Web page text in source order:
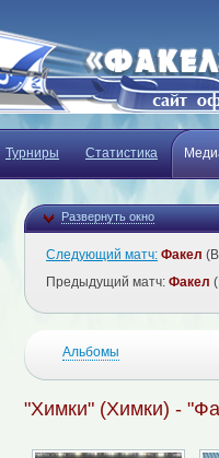
Турниры Статистика
Развернуть окно
Следующий матч: Факел
Предыдущий матч: Факел
Альбомы
"Химки" (Химки) -